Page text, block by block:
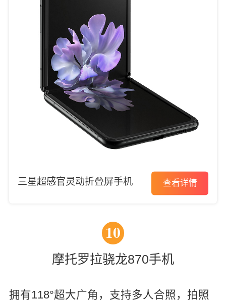
三星超感官灵动折叠屏手机 查看详情
10
摩托罗拉骁龙870手机
拥有118°超大广角，支持多人合照，拍照